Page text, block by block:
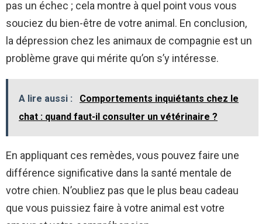
pas un échec ; cela montre à quel point vous vous
souciez du bien-être de votre animal. En conclusion,
la dépression chez les animaux de compagnie est un
problème grave qui mérite qu’on s’y intéresse.
A lire aussi :
Comportements inquiétants chez le
chat : quand faut-il consulter un vétérinaire ?
En appliquant ces remèdes, vous pouvez faire une
différence significative dans la santé mentale de
votre chien. N’oubliez pas que le plus beau cadeau
que vous puissiez faire à votre animal est votre